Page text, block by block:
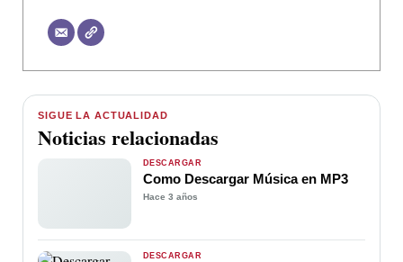
SIGUE LA ACTUALIDAD
Noticias relacionadas
DESCARGAR
Como Descargar Música en MP3
Hace 3 años
DESCARGAR